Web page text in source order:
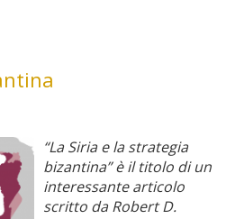
“La Siria e la strategia
bizantina” è il titolo di un
interessante articolo
scritto da Robert D.